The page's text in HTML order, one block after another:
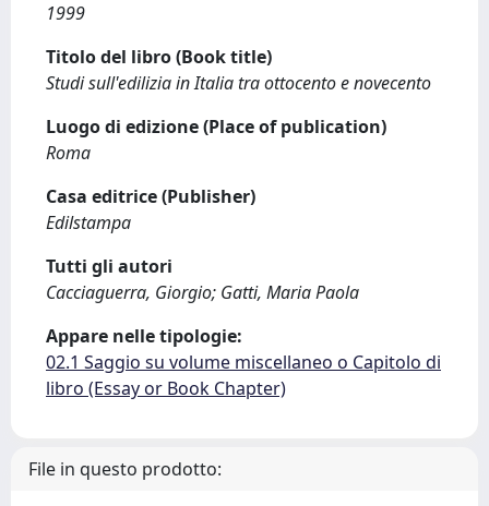
1999
Titolo del libro (Book title)
Studi sull'edilizia in Italia tra ottocento e novecento
Luogo di edizione (Place of publication)
Roma
Casa editrice (Publisher)
Edilstampa
Tutti gli autori
Cacciaguerra, Giorgio; Gatti, Maria Paola
Appare nelle tipologie:
02.1 Saggio su volume miscellaneo o Capitolo di
libro (Essay or Book Chapter)
File in questo prodotto: